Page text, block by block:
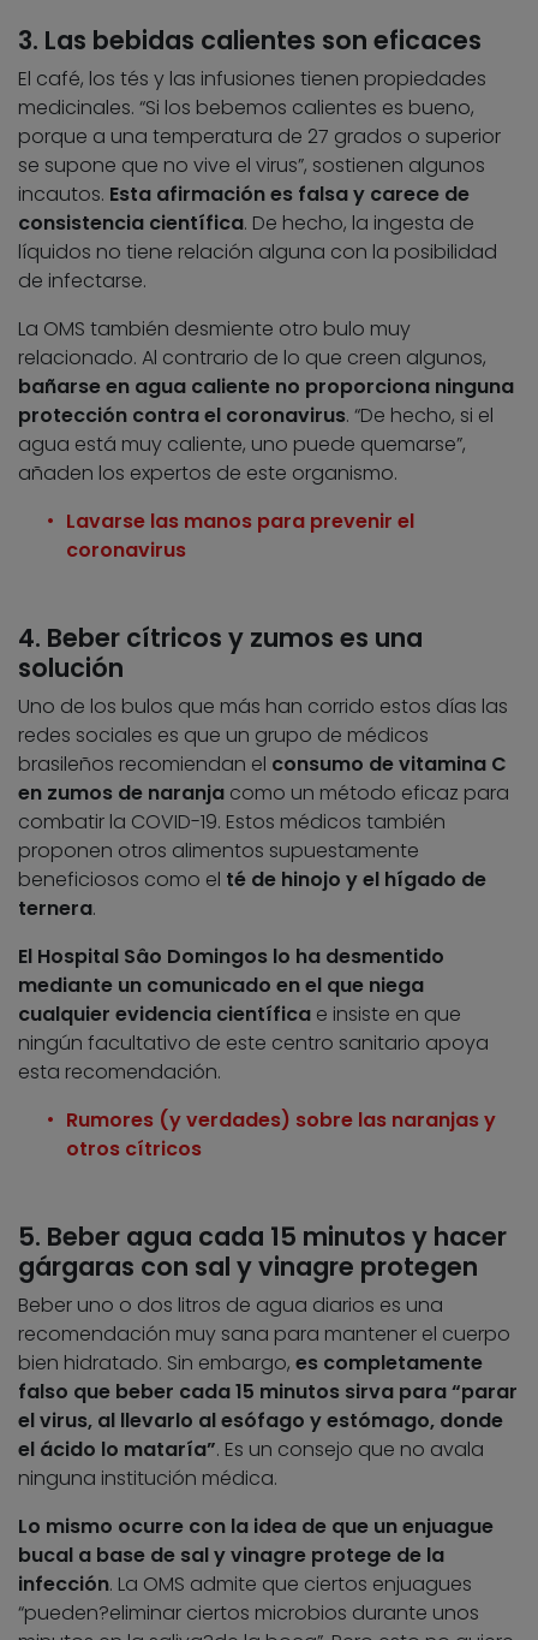
3. Las bebidas calientes son eficaces
El café, los tés y las infusiones tienen propiedades
medicinales. “Si los bebemos calientes es bueno,
porque a una temperatura de 27 grados o superior
se supone que no vive el virus”, sostienen algunos
incautos. Esta afirmación es falsa y carece de
consistencia científica. De hecho, la ingesta de
líquidos no tiene relación alguna con la posibilidad
de infectarse.
La OMS también desmiente otro bulo muy
relacionado. Al contrario de lo que creen algunos,
bañarse en agua caliente no proporciona ninguna
protección contra el coronavirus. “De hecho, si el
agua está muy caliente, uno puede quemarse”,
añaden los expertos de este organismo.
Lavarse las manos para prevenir el
coronavirus
4. Beber cítricos y zumos es una
solución
Uno de los bulos que más han corrido estos días las
redes sociales es que un grupo de médicos
brasileños recomiendan el consumo de vitamina C
en zumos de naranja como un método eficaz para
combatir la COVID-19. Estos médicos también
proponen otros alimentos supuestamente
beneficiosos como el té de hinojo y el hígado de
ternera.
El Hospital Sâo Domingos lo ha desmentido
mediante un comunicado en el que niega
cualquier evidencia científica e insiste en que
ningún facultativo de este centro sanitario apoya
esta recomendación.
Rumores (y verdades) sobre las naranjas y
otros cítricos
5. Beber agua cada 15 minutos y hacer
gárgaras con sal y vinagre protegen
Beber uno o dos litros de agua diarios es una
recomendación muy sana para mantener el cuerpo
bien hidratado. Sin embargo, es completamente
falso que beber cada 15 minutos sirva para “parar
el virus, al llevarlo al esófago y estómago, donde
el ácido lo mataría”. Es un consejo que no avala
ninguna institución médica.
Lo mismo ocurre con la idea de que un enjuague
bucal a base de sal y vinagre protege de la
infección. La OMS admite que ciertos enjuagues
“pueden?eliminar ciertos microbios durante unos